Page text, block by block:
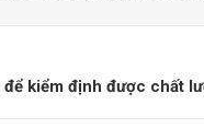
kế Xiaomi 11T
để kiểm định được chất